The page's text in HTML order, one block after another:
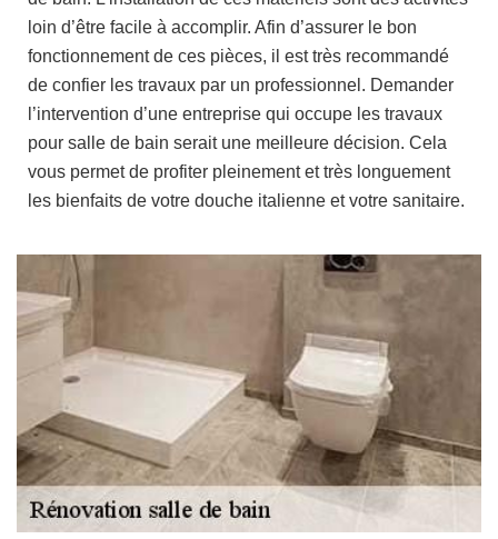
loin d’être facile à accomplir. Afin d’assurer le bon
fonctionnement de ces pièces, il est très recommandé
de confier les travaux par un professionnel. Demander
l’intervention d’une entreprise qui occupe les travaux
pour salle de bain serait une meilleure décision. Cela
vous permet de profiter pleinement et très longuement
les bienfaits de votre douche italienne et votre sanitaire.